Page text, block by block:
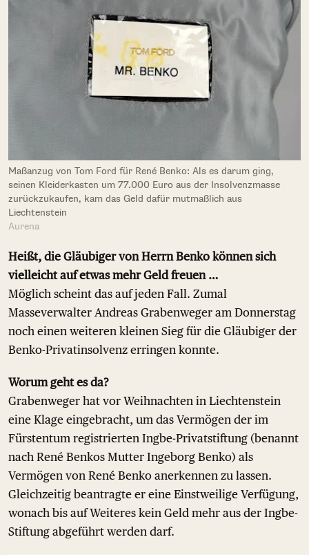
Maßanzug von Tom Ford für René Benko: Als es darum ging,
seinen Kleiderkasten um 77.000 Euro aus der Insolvenzmasse
zurückzukaufen, kam das Geld dafür mutmaßlich aus
Liechtenstein
Aurena
Heißt, die Gläubiger von Herrn Benko können sich
vielleicht auf etwas mehr Geld freuen …
Möglich scheint das auf jeden Fall. Zumal
Masseverwalter Andreas Grabenweger am Donnerstag
noch einen weiteren kleinen Sieg für die Gläubiger der
Benko-Privatinsolvenz erringen konnte.
Worum geht es da?
Grabenweger hat vor Weihnachten in Liechtenstein
eine Klage eingebracht, um das Vermögen der im
Fürstentum registrierten Ingbe-Privatstiftung (benannt
nach René Benkos Mutter Ingeborg Benko) als
Vermögen von René Benko anerkennen zu lassen.
Gleichzeitig beantragte er eine Einstweilige Verfügung,
wonach bis auf Weiteres kein Geld mehr aus der Ingbe-
Stiftung abgeführt werden darf.